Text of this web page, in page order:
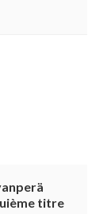
titre